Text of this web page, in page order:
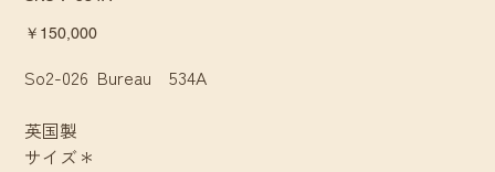
価
￥150,000
So2-026 Bureau 534A
英国製
サイズ＊